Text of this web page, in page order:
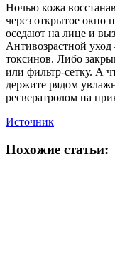
Ночью кожа
через открытое окно
оседают на лице и
Антивозрастной
токсинов. Либо
или фильтр-сетку. А
держите рядом
ресвератролом на
Источник
Похожие статьи: